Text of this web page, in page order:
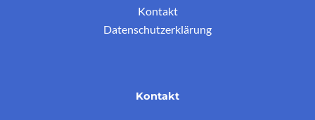
Kontakt
Datenschutzerklärung
Kontakt